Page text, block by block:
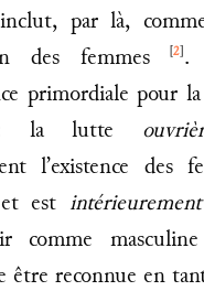
par là,
des femmes
2] .
primordiale pour
: la lutte
l’existence des
est intérieurement
comme
être reconnue en